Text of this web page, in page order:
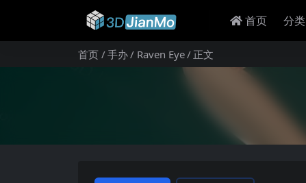
首页 分类
首页 手办 Raven Eye 正文